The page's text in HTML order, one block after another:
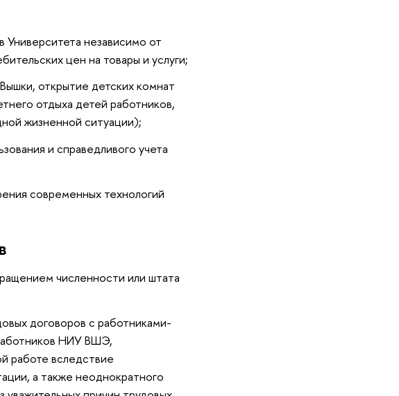
Университета независимо от
цен на товары и услуги;
открытие детских комнат
отдыха детей работников,
жизненной ситуации);
и справедливого учета
современных технологий
численности или штата
договоров с работниками-
НИУ ВШЭ,
работе вследствие
а также неоднократного